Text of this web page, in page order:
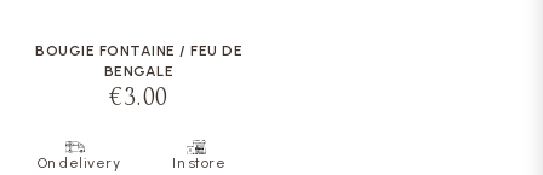
BOUGIE FONTAINE / FEU DE
BENGALE
€3.00
On delivery In store